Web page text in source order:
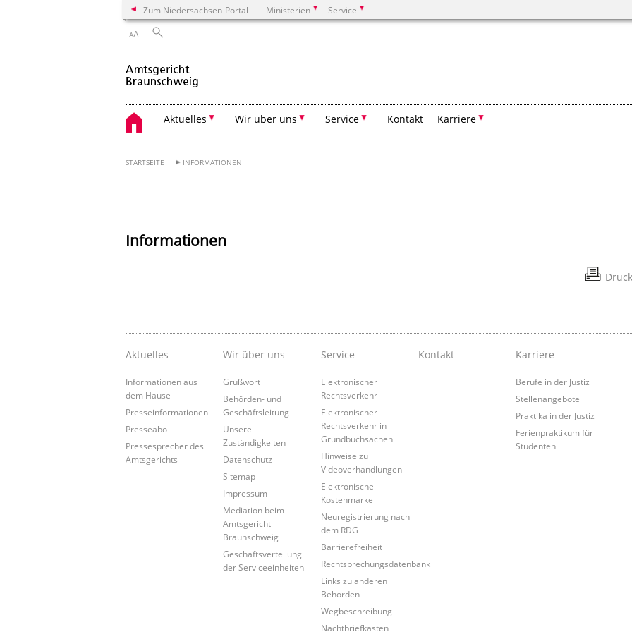
Zum Niedersachsen-Portal Ministerien Service
AA
Aktuelles Wir über uns Service Kontakt Karriere
STARTSEITE INFORMATIONEN
Informationen
Aktuelles
Informationen aus
dem Hause
Presseinformationen
Presseabo
Pressesprecher des
Amtsgerichts
Wir über uns
Grußwort
Behörden- und
Geschäftsleitung
Unsere
Zuständigkeiten
Datenschutz
Sitemap
Impressum
Mediation beim
Amtsgericht
Braunschweig
Geschäftsverteilung
der Serviceeinheiten
Service
Elektronischer
Rechtsverkehr
Elektronischer
Rechtsverkehr in
Grundbuchsachen
Hinweise zu
Videoverhandlungen
Elektronische
Kostenmarke
Neuregistrierung nach
dem RDG
Barrierefreiheit
Rechtsprechungsdatenbank
Links zu anderen
Behörden
Wegbeschreibung
Nachtbriefkasten
Kontakt Karriere
Berufe in der Justiz
Stellenangebote
Praktika in der Justiz
Ferienpraktikum für
Studenten